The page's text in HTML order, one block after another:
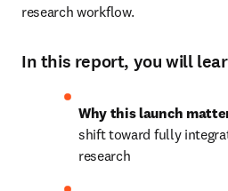
research workflow.
In this report, you will
Why this launch
shift toward fully
research